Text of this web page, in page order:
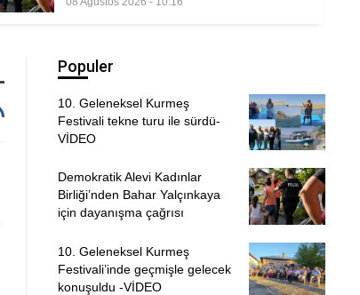
Populer
10. Geleneksel Kurmeş
Festivali tekne turu ile sürdü-
VİDEO
Demokratik Alevi Kadınlar
Birliği’nden Bahar Yalçınkaya
için dayanışma çağrısı
10. Geleneksel Kurmeş
Festivali’inde geçmişle gelecek
konuşuldu -VİDEO